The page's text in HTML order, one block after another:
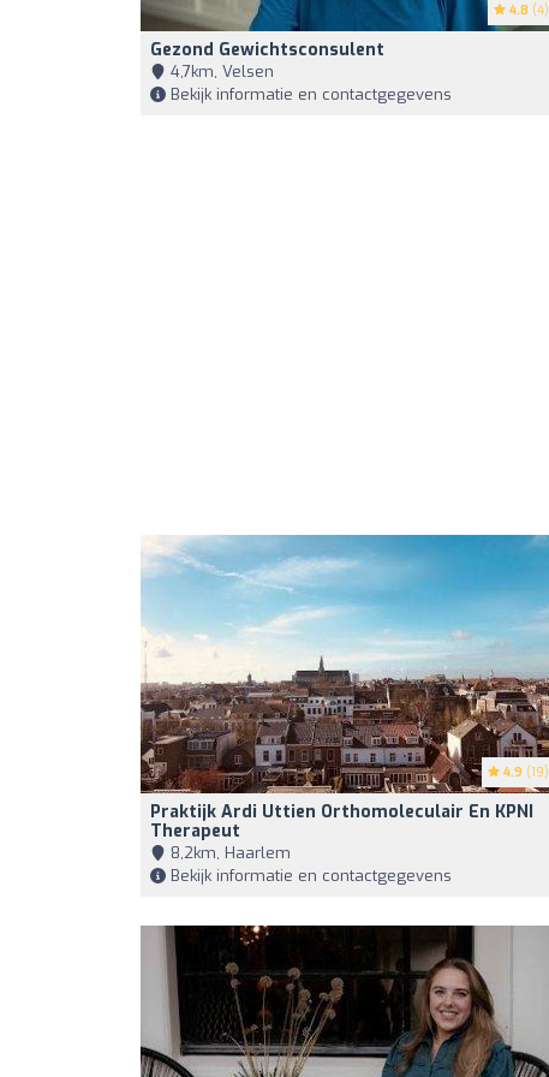
4.8 (4)
Gezond Gewichtsconsulent
4,7km, Velsen
Bekijk informatie en contactgegevens
4.9 (19)
Praktijk Ardi Uttien Orthomoleculair En KPNI
Therapeut
8,2km, Haarlem
Bekijk informatie en contactgegevens